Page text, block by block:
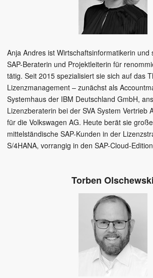
Anja Andres ist Wirtschaftsinformatikerin und
SAP-Beraterin und Projektleiterin für
tätig. Seit 2015 spezialisiert sie sich auf das
Lizenzmanagement – zunächst als
Systemhaus der IBM Deutschland GmbH,
Lizenzberaterin bei der SVA System Vertrieb
für die Volkswagen AG. Heute berät sie
mittelständische SAP-Kunden in der
S/4HANA, vorrangig in den SAP-Cloud-
Torben Olschewski